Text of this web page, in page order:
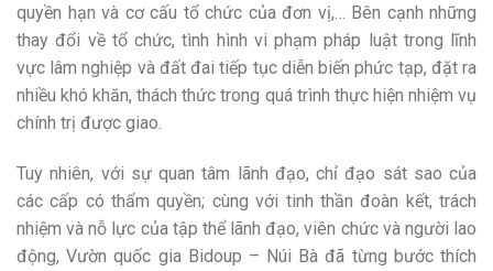
quyền hạn và cơ cấu tổ chức của đơn vị,… Bên cạnh những
thay đổi về tổ chức, tình hình vi phạm pháp luật trong lĩnh
vực lâm nghiệp và đất đai tiếp tục diễn biến phức tạp, đặt ra
nhiều khó khăn, thách thức trong quá trình thực hiện nhiệm vụ
chính trị được giao.
Tuy nhiên, với sự quan tâm lãnh đạo, chỉ đạo sát sao của
các cấp có thẩm quyền; cùng với tinh thần đoàn kết, trách
nhiệm và nỗ lực của tập thể lãnh đạo, viên chức và người lao
động, Vườn quốc gia Bidoup – Núi Bà đã từng bước thích